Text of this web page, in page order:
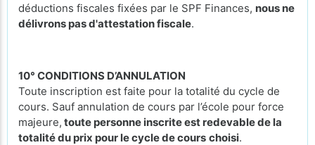
déductions fiscales fixées par le SPF Finances, nous ne
délivrons pas d'attestation fiscale.
10° CONDITIONS D’ANNULATION
Toute inscription est faite pour la totalité du cycle de
cours. Sauf annulation de cours par l’école pour force
majeure, toute personne inscrite est redevable de la
totalité du prix pour le cycle de cours choisi.